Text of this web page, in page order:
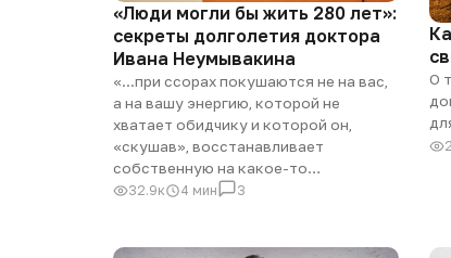
«Люди могли бы жить 280 лет»:
секреты долголетия доктора
Ивана Неумывакина
«...при ссорах покушаются не на вас,
а на вашу энергию, которой не
хватает обидчику и которой он,
«скушав», восстанавливает
собственную на какое-то…
32.9к 4 мин 3
О